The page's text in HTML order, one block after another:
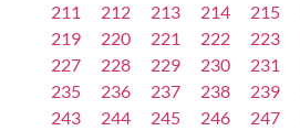
211
212 213 214 215
219
220 221 222 223
227
228 229 230 231
235
236 237 238 239
243
244 245 246 247